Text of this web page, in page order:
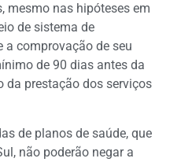
mesmo nas hipóteses em
de sistema de
comprovação de seu
de 90 dias antes da
da prestação dos serviços
de planos de saúde, que
não poderão negar a